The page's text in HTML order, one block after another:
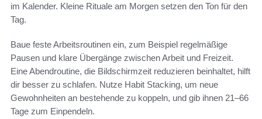
im Kalender. Kleine Rituale am Morgen setzen den Ton für den
Tag.
Baue feste Arbeitsroutinen ein, zum Beispiel regelmäßige
Pausen und klare Übergänge zwischen Arbeit und Freizeit.
Eine Abendroutine, die Bildschirmzeit reduzieren beinhaltet, hilft
dir besser zu schlafen. Nutze Habit Stacking, um neue
Gewohnheiten an bestehende zu koppeln, und gib ihnen 21–66
Tage zum Einpendeln.